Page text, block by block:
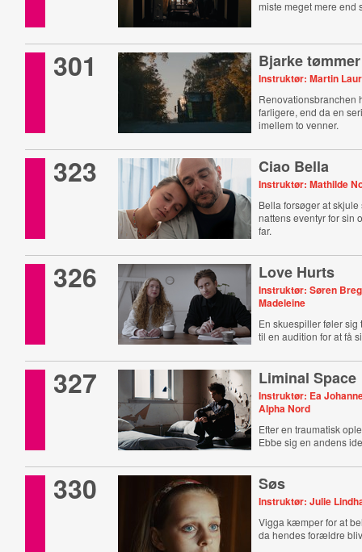
miste meget mere end
301 Bjarke
Instruktør: Martin
Renovationsbranchen
farligere, end da en
imellem to venner.
323 Ciao Bella
Instruktør: Mathilde
Bella forsøger at
nattens eventyr for sin
far.
326 Love Hurts
Instruktør: Søren
Madeleine
En skuespiller føler sig
til en audition for at få
327 Liminal Space
Instruktør: Ea
Alpha Nord
Efter en traumatisk
Ebbe sig en andens
330 Søs
Instruktør: Julie
Vigga kæmper for at
da hendes forældre